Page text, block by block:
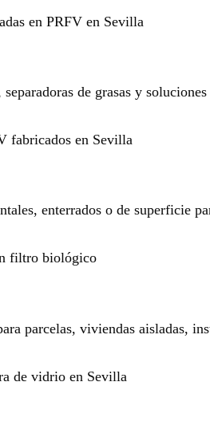
en PRFV en Sevilla
de grasas y
fabricados en Sevilla
enterrados o de superficie
filtro biológico
parcelas, viviendas aisladas,
de vidrio en Sevilla